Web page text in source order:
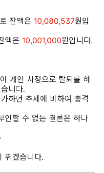
잔액은 10,080,537원입
액은 10,001,000원입니다.
개인 사정으로 탈퇴를 하
니다.
하던 추세에 비하여 충격
인할 수 없는 결론은 하나
뛰겠습니다.